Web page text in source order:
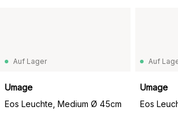
Auf Lager
Umage
Eos Leuchte, Medium Ø 45cm
Auf
Umage
Eos